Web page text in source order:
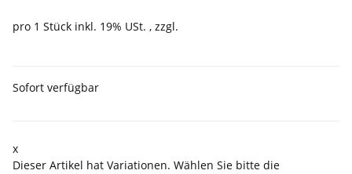
pro 1 Stück inkl. 19% USt. , zzgl.
Sofort verfügbar
x
Dieser Artikel hat Variationen. Wählen Sie bitte die